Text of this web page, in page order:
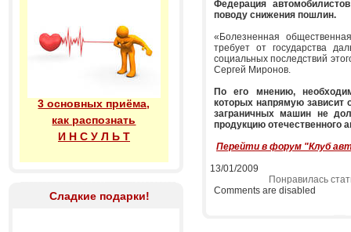
3 основных приёма,
как распознать
И Н С У Л Ь Т
Сладкие подарки!
Федерация
поводу снижения пошлин.
«Болезненная
требует от государства
социальных последствий
Сергей Миронов.
По его мнению,
которых напрямую зависит
заграничных машин не
продукцию отечественного
Перейти в форум "Клуб
13/01/2009
Понравилась
Comments are disabled